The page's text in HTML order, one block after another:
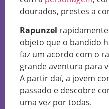
dourados, prestes a
Rapunzel
objeto que o bandido
faz um acordo com o
grande aventura para
A partir daí, a jovem
passado e descobre
uma vez por todas.